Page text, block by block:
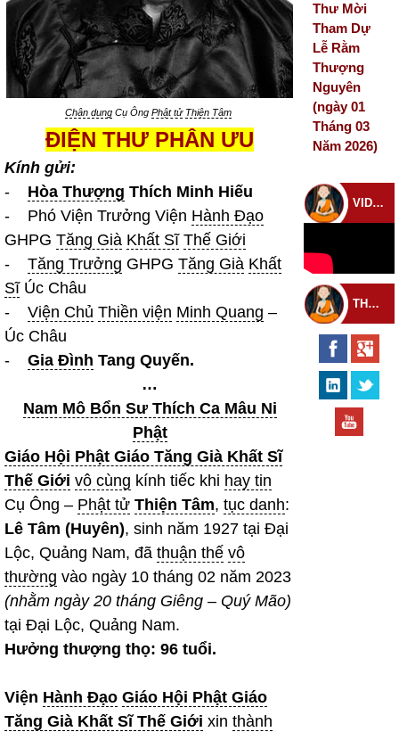
Chân dung Cụ Ông Phật tử Thiện Tâm
ĐIỆN THƯ PHÂN ƯU
Kính gửi:
- Hòa Thượng Thích Minh Hiếu
- Phó Viện Trưởng Viện Hành Đạo
GHPG Tăng Già Khất Sĩ Thế Giới
- Tăng Trưởng GHPG Tăng Già Khất
SĩÚc Châu
- Viện Chủ Thiền viện Minh Quang –
Úc Châu
- Gia Đình Tang Quyến.
…
Nam Mô Bổn Sư Thích Ca Mâu Ni
Phật
Giáo Hội Phật Giáo Tăng Già Khất Sĩ
Thế Giới vô cùng kính tiếc khi hay tin
Cụ Ông – Phật tử Thiện Tâm, tục danh:
Lê Tâm (Huyên), sinh năm 1927 tại Đại
Lộc, Quảng Nam, đã thuận thế vô
thường vào ngày 10 tháng 02 năm 2023
(nhằm ngày 20 tháng Giêng – Quý Mão)
tại Đại Lộc, Quảng Nam.
Hưởng thượng thọ: 96 tuổi.
Viện Hành Đạo Giáo Hội Phật Giáo
Tăng Già Khất Sĩ Thế Giới xin thành
Thư Mời
Tham Dự
Lễ Rằm
Thượng
Nguyên
(ngày 01
Tháng 03
Năm 2026)
VIDEO CHÙA
THEO DÕI THIỀN TỰ